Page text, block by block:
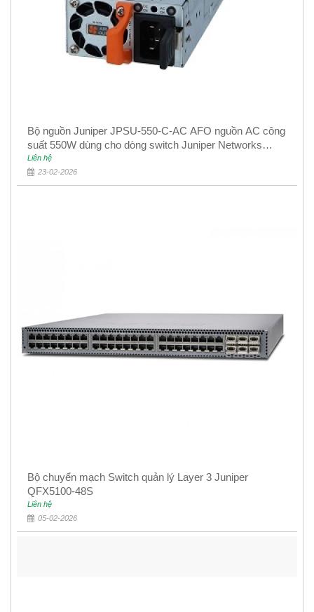
Bộ nguồn Juniper JPSU-550-C-AC AFO nguồn AC công
suất 550W dùng cho dòng switch Juniper Networks
EX4400
Liên hệ
23-02-2026
Bộ chuyển mạch Switch quản lý Layer 3 Juniper
QFX5100-48S
Liên hệ
05-02-2026